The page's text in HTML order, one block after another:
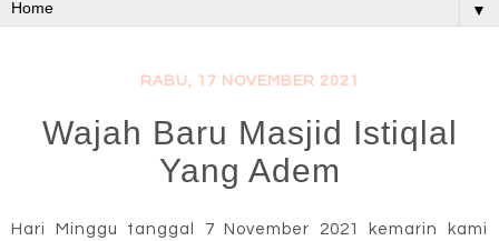
▼
RABU, 17 NOVEMBER 2021
Wajah Baru Masjid Istiqlal
Yang Adem
Hari Minggu tanggal 7 November 2021 kemarin kami